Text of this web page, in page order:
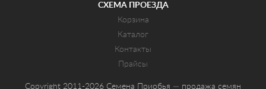
СХЕМА ПРОЕЗДА
Корзина
Каталог
Контакты
Прайсы
Copyright 2011-2026 Семена Приобья — продажа семян